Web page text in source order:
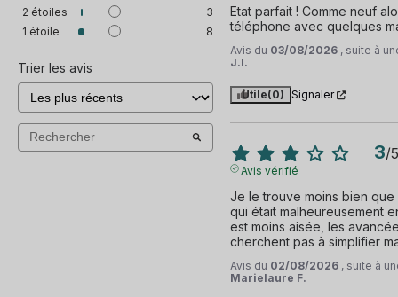
2 étoiles
3
1 étoile 8
Trier les avis
Etat parfait ! Comme neuf
téléphone avec quelques
Avis du 03/08/2026 , suite à
J.I.
Utile(0) Signaler
3/5
Avis vérifié
Je le trouve moins bien
qui était malheureusement
est moins aisée, les
cherchent pas à simplifier
Avis du 02/08/2026 , suite à
Marielaure F.